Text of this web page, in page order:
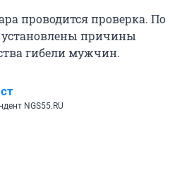
проводится проверка. По
установлены причины
гибели мужчин.
NGS55.RU